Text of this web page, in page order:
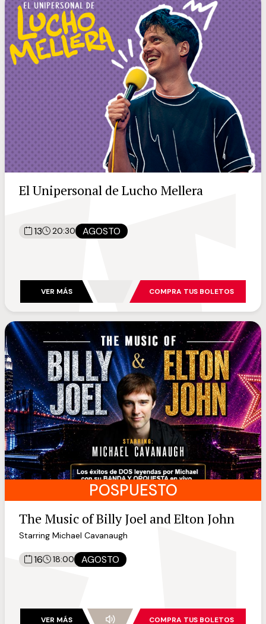
El Unipersonal de Lucho Mellera
13 20:30 AGOSTO
VER MÁS COMPRA TUS BOLETOS
POSPUESTO
The Music of Billy Joel and Elton John
Starring Michael Cavanaugh
16 18:00 AGOSTO
VER MÁS COMPRA TUS BOLETOS